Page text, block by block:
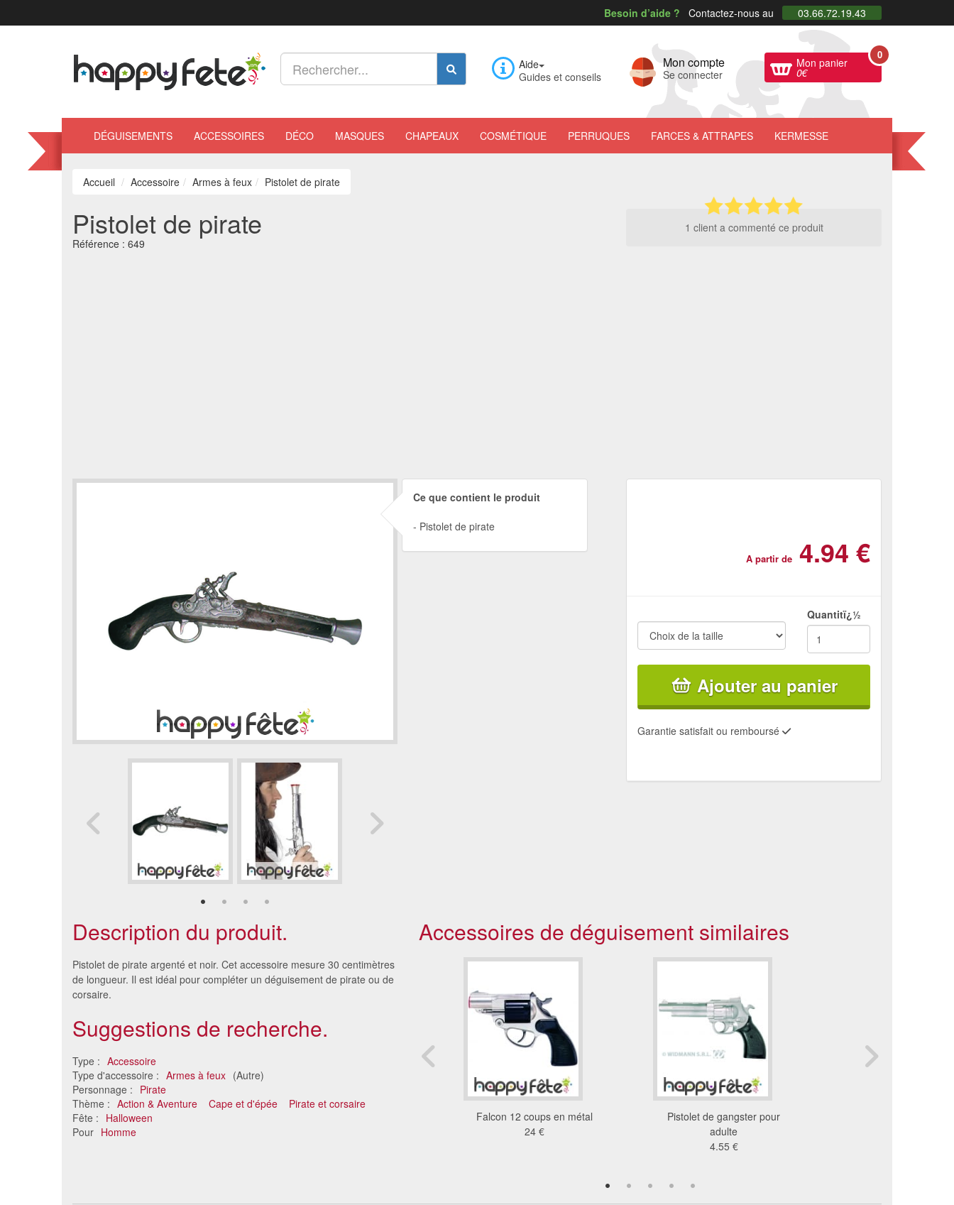
Besoin d’aide ? Contactez-nous au 03.66.72.19.43
Aide
Guides et conseils
Mon compte
Se connecter
Mon panier
0€
0
DÉGUISEMENTS ACCESSOIRES DÉCO MASQUES CHAPEAUX COSMÉTIQUE PERRUQUES FARCES & ATTRAPES KERMESSE
Accueil Accessoire Armes à feux Pistolet de pirate
Pistolet de pirate
Référence : 649
1 client a commenté ce produit
Ce que contient le produit
Pistolet de pirate
A partir de 4.94 €
Quantitï¿½
Ajouter au panier
Garantie satisfait ou remboursé
Description du produit.
Pistolet de pirate argenté et noir. Cet accessoire mesure 30 centimètres
de longueur. Il est idéal pour compléter un déguisement de pirate ou de
corsaire.
Suggestions de recherche.
Type : Accessoire
Type d'accessoire : Armes à feux (Autre)
Personnage : Pirate
Thème : Action & Aventure Cape et d'épée
Pirate et corsaire
Fête : Halloween
Pour Homme
Accessoires de déguisement similaires
Ceinturon simple holster pour
Falcon 12 coups en métal
24 €
Pistolet de gangster pour
adulte
4.55 €